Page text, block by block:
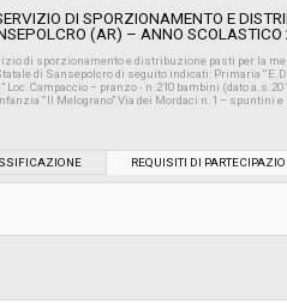
DI SPORZIONAMENTO E
(AR) – ANNO
di sporzionamento e distribuzione pasti per la
di Sansepolcro di seguito indicati: Primaria
Loc.Campaccio – pranzo - n.210 bambini (dato
“Il Melograno” Via dei Mordaci n.1 – spuntini
REQUISITI DI